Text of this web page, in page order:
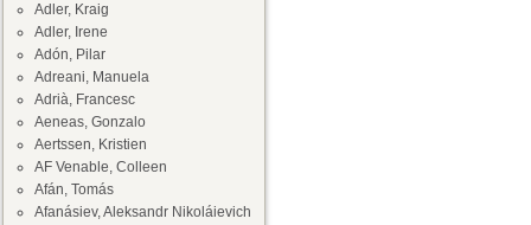
Adler, Kraig
Adler, Irene
Adón, Pilar
Adreani, Manuela
Adrià, Francesc
Aeneas, Gonzalo
Aertssen, Kristien
AF Venable, Colleen
Afán, Tomás
Afanásiev, Aleksandr Nikoláievich